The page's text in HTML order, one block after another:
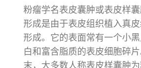
粉瘤学名表皮囊肿或表皮样
形成是由于表皮组织植入真
形成。它的表面常有一个小
白和富含脂质的表皮细胞碎
末，大多数人称表皮样囊肿为